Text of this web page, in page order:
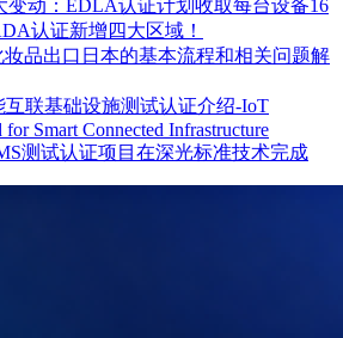
变动：EDLA认证计划收取每台设备16
认证新增四大区域！
品出口日本的基本流程和相关问题解
联基础设施测试认证介绍-IoT
Smart Connected Infrastructure
测试认证项目在深光标准技术完成